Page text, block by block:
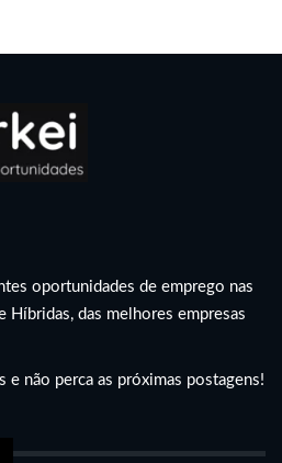
oportunidades de emprego nas
Híbridas, das melhores empresas
e não perca as próximas postagens!